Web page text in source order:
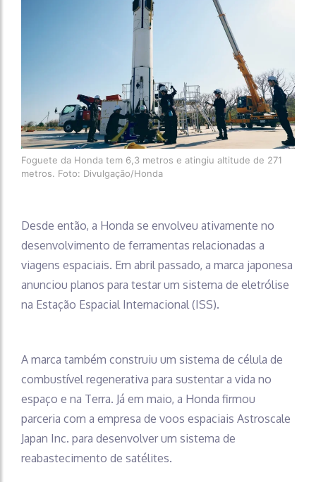
Foguete da Honda tem 6,3 metros e atingiu altitude de 271
metros. Foto: Divulgação/Honda
Desde então, a Honda se envolveu ativamente no
desenvolvimento de ferramentas relacionadas a
viagens espaciais. Em abril passado, a marca japonesa
anunciou planos para testar um sistema de eletrólise
na Estação Espacial Internacional (ISS).
A marca também construiu um sistema de célula de
combustível regenerativa para sustentar a vida no
espaço e na Terra. Já em maio, a Honda firmou
parceria com a empresa de voos espaciais Astroscale
Japan Inc. para desenvolver um sistema de
reabastecimento de satélites.